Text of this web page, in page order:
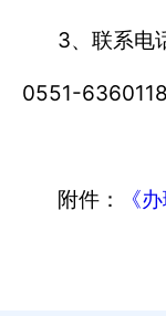
3、联系电
0551-
附件： 《